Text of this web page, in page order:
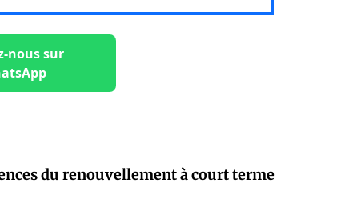
nous sur
du renouvellement à court terme